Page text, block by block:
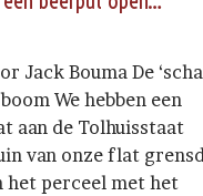
Jack Bouma De
We hebben een
aan de Tolhuisstaat
van onze flat
het perceel met het